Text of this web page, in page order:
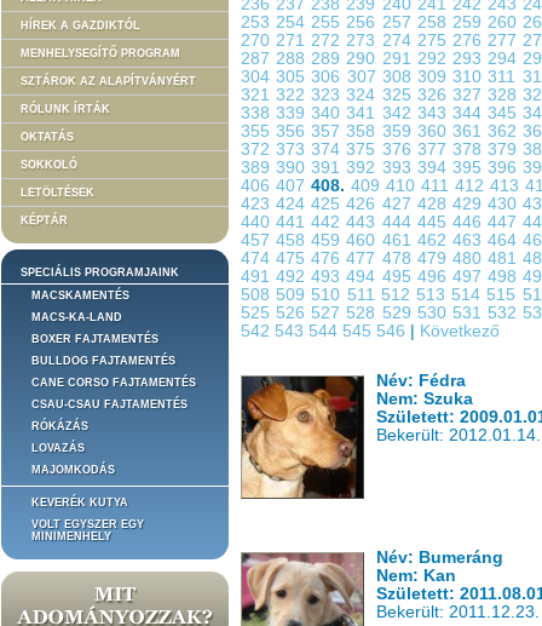
HÍREK A GAZDIKTÓL
MENHELYSEGÍTŐ PROGRAM
SZTÁROK AZ ALAPÍTVÁNYÉRT
RÓLUNK ÍRTÁK
OKTATÁS
SOKKOLÓ
LETÖLTÉSEK
KÉPTÁR
SPECIÁLIS PROGRAMJAINK
MACSKAMENTÉS
MACS-KA-LAND
BOXER FAJTAMENTÉS
BULLDOG FAJTAMENTÉS
CANE CORSO FAJTAMENTÉS
CSAU-CSAU FAJTAMENTÉS
RÓKÁZÁS
LOVAZÁS
MAJOMKODÁS
KEVERÉK KUTYA
VOLT EGYSZER EGY
MINIMENHELY
236237238239 240 241 242 243
253254255256 257 258 259 260
270271272273 274 275 276 277
287288289290 291 292 293 294
304305306 307 308 309310311
321322323324 325 326 327 328
338339340341 342 343 344 345
355356357358 359 360 361 362
372373374375 376 377 378 379
389390391392 393 394 395 396
406 407 408. 409 410 411 412 413
423424425426 427 428 429 430
440441442443 444 445 446 447
457458459460 461 462 463 464
474475476477 478 479 480 481
491492493494 495 496 497 498
508 509 510 511 512 513 514 515
525 526 527 528 529 530 531 532
542 543 544 545 546 Következő
Név: Fédra
Nem: Szuka
Született:
Bekerült: 2012.01.14.
Név: Bumeráng
Nem: Kan
Született:
Bekerült: 2011.12.23.